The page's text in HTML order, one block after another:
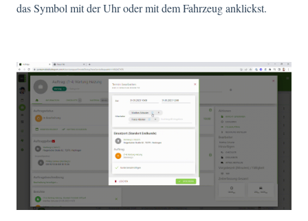
das Symbol mit der Uhr oder mit dem Fahrzeug anklickst.